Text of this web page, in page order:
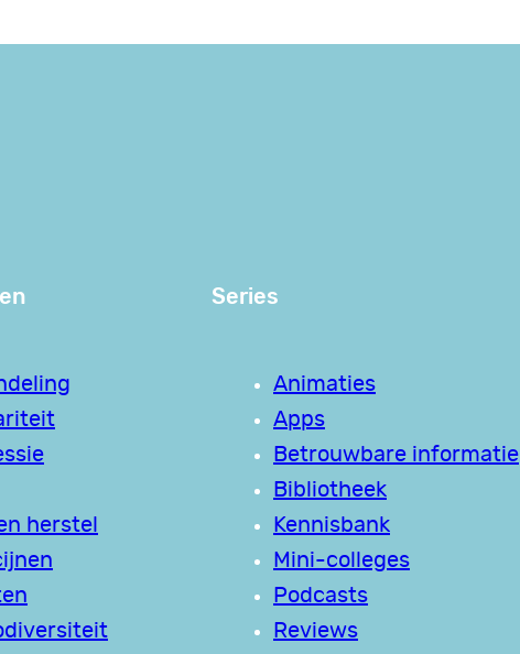
herstel
Series
Animaties
Apps
Betrouwbare informatie
Bibliotheek
Kennisbank
Mini-colleges
Podcasts
Reviews